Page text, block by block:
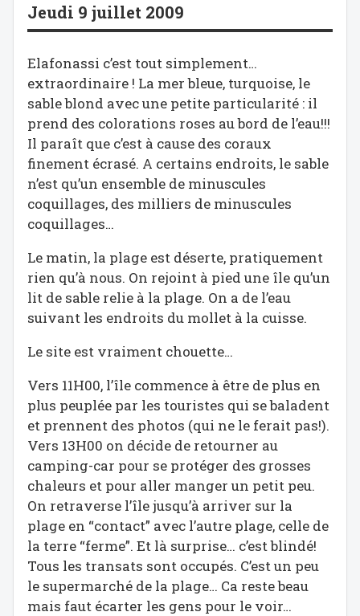
Jeudi 9 juillet 2009
Elafonassi c’est tout simplement…
extraordinaire ! La mer bleue, turquoise, le
sable blond avec une petite particularité : il
prend des colorations roses au bord de l’eau!!!
Il paraît que c’est à cause des coraux
finement écrasé. A certains endroits, le sable
n’est qu’un ensemble de minuscules
coquillages, des milliers de minuscules
coquillages…
Le matin, la plage est déserte, pratiquement
rien qu’à nous. On rejoint à pied une île qu’un
lit de sable relie à la plage. On a de l’eau
suivant les endroits du mollet à la cuisse.
Le site est vraiment chouette…
Vers 11H00, l’île commence à être de plus en
plus peuplée par les touristes qui se baladent
et prennent des photos (qui ne le ferait pas!).
Vers 13H00 on décide de retourner au
camping-car pour se protéger des grosses
chaleurs et pour aller manger un petit peu.
On retraverse l’île jusqu’à arriver sur la
plage en “contact” avec l’autre plage, celle de
la terre “ferme”. Et là surprise… c’est blindé!
Tous les transats sont occupés. C’est un peu
le supermarché de la plage… Ca reste beau
mais faut écarter les gens pour le voir…